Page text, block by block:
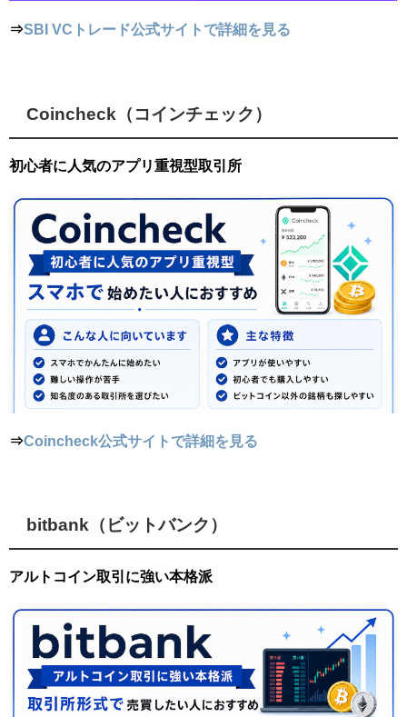
⇒SBI VCトレード公式サイトで詳細を見る
Coincheck（コインチェック）
初心者に人気のアプリ重視型取引所
⇒Coincheck公式サイトで詳細を見る
bitbank（ビットバンク）
アルトコイン取引に強い本格派